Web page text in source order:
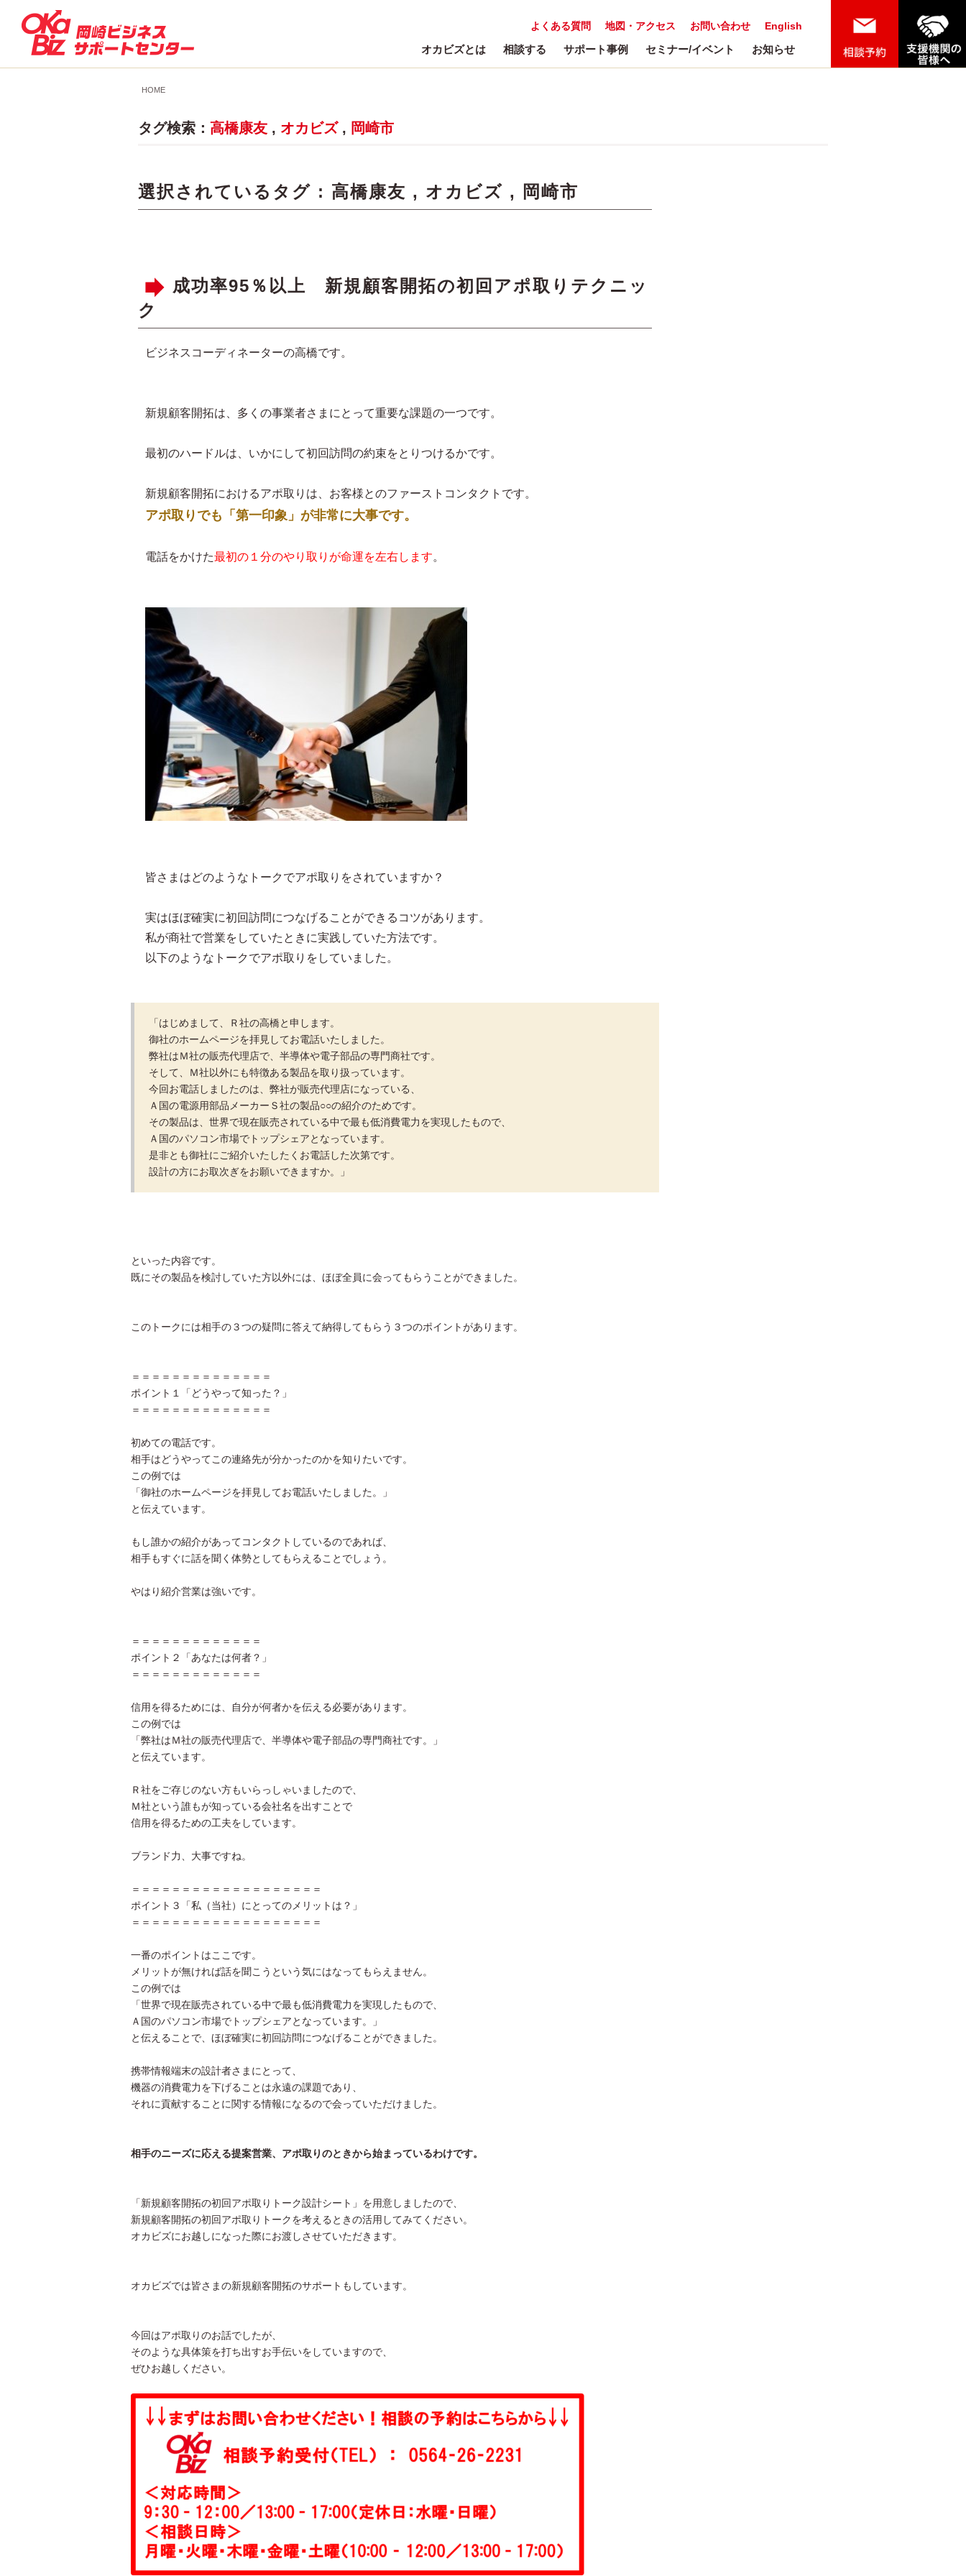
English
お問い合わせ
地図・アクセス
よくある質問
オカビズとは 相談する サポート事例 セミナー/イベント お知らせ
HOME
タグ検索： 高橋康友 , オカビズ, 岡崎市
選択されているタグ : 高橋康友 , オカビズ , 岡崎市
成功率95％以上 新規顧客開拓の初回アポ取りテクニッ
ク
ビジネスコーディネーターの高橋です。
新規顧客開拓は、多くの事業者さまにとって重要な課題の一つです。
最初のハードルは、いかにして初回訪問の約束をとりつけるかです。
新規顧客開拓におけるアポ取りは、お客様とのファーストコンタクトです。
アポ取りでも「第一印象」が非常に大事です。
電話をかけた最初の１分のやり取りが命運を左右します。
皆さまはどのようなトークでアポ取りをされていますか？
実はほぼ確実に初回訪問につなげることができるコツがあります。
私が商社で営業をしていたときに実践していた方法です。
以下のようなトークでアポ取りをしていました。
「はじめまして、Ｒ社の高橋と申します。
御社のホームページを拝見してお電話いたしました。
弊社はＭ社の販売代理店で、半導体や電子部品の専門商社です。
そして、Ｍ社以外にも特徴ある製品を取り扱っています。
今回お電話しましたのは、弊社が販売代理店になっている、
Ａ国の電源用部品メーカーＳ社の製品○○の紹介のためです。
その製品は、世界で現在販売されている中で最も低消費電力を実現したもので、
Ａ国のパソコン市場でトップシェアとなっています。
是非とも御社にご紹介いたしたくお電話した次第です。
設計の方にお取次ぎをお願いできますか。」
といった内容です。
既にその製品を検討していた方以外には、ほぼ全員に会ってもらうことができました。
このトークには相手の３つの疑問に答えて納得してもらう３つのポイントがあります。
＝＝＝＝＝＝＝＝＝＝＝＝＝＝
ポイント１「どうやって知った？」
＝＝＝＝＝＝＝＝＝＝＝＝＝＝
初めての電話です。
相手はどうやってこの連絡先が分かったのかを知りたいです。
この例では
「御社のホームページを拝見してお電話いたしました。」
と伝えています。
もし誰かの紹介があってコンタクトしているのであれば、
相手もすぐに話を聞く体勢としてもらえることでしょう。
やはり紹介営業は強いです。
＝＝＝＝＝＝＝＝＝＝＝＝＝
ポイント２「あなたは何者？」
＝＝＝＝＝＝＝＝＝＝＝＝＝
信用を得るためには、自分が何者かを伝える必要があります。
この例では
「弊社はＭ社の販売代理店で、半導体や電子部品の専門商社です。」
と伝えています。
Ｒ社をご存じのない方もいらっしゃいましたので、
Ｍ社という誰もが知っている会社名を出すことで
信用を得るための工夫をしています。
ブランド力、大事ですね。
＝＝＝＝＝＝＝＝＝＝＝＝＝＝＝＝＝＝＝
ポイント３「私（当社）にとってのメリットは？」
＝＝＝＝＝＝＝＝＝＝＝＝＝＝＝＝＝＝＝
一番のポイントはここです。
メリットが無ければ話を聞こうという気にはなってもらえません。
この例では
「世界で現在販売されている中で最も低消費電力を実現したもので、
Ａ国のパソコン市場でトップシェアとなっています。」
と伝えることで、ほぼ確実に初回訪問につなげることができました。
携帯情報端末の設計者さまにとって、
機器の消費電力を下げることは永遠の課題であり、
それに貢献することに関する情報になるので会っていただけました。
相手のニーズに応える提案営業、アポ取りのときから始まっているわけです。
「新規顧客開拓の初回アポ取りトーク設計シート」を用意しましたので、
新規顧客開拓の初回アポ取りトークを考えるときの活用してみてください。
オカビズにお越しになった際にお渡しさせていただきます。
オカビズでは皆さまの新規顧客開拓のサポートもしています。
今回はアポ取りのお話でしたが、
そのような具体策を打ち出すお手伝いをしていますので、
ぜひお越しください。